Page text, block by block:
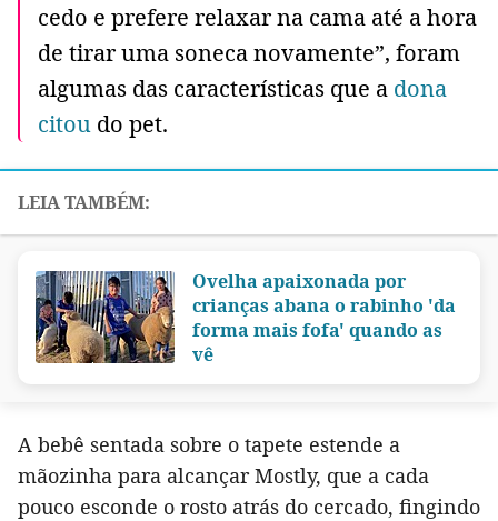
cedo e prefere relaxar na cama até a hora
de tirar uma soneca novamente”, foram
algumas das características que a dona
citou do pet.
Ovelha apaixonada por
crianças abana o rabinho 'da
forma mais fofa' quando as
vê
A bebê sentada sobre o tapete estende a
mãozinha para alcançar Mostly, que a cada
pouco esconde o rosto atrás do cercado, fingindo